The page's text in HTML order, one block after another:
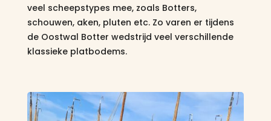
veel scheepstypes mee, zoals Botters,
schouwen, aken, pluten etc. Zo varen er tijdens
de Oostwal Botter wedstrijd veel verschillende
klassieke platbodems.